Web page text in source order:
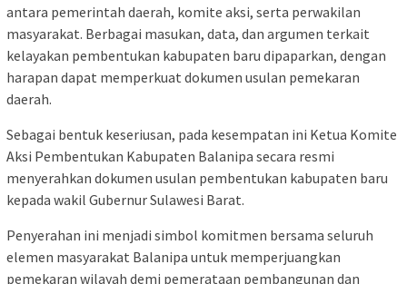
antara pemerintah daerah, komite aksi, serta perwakilan
masyarakat. Berbagai masukan, data, dan argumen terkait
kelayakan pembentukan kabupaten baru dipaparkan, dengan
harapan dapat memperkuat dokumen usulan pemekaran
daerah.
Sebagai bentuk keseriusan, pada kesempatan ini Ketua Komite
Aksi Pembentukan Kabupaten Balanipa secara resmi
menyerahkan dokumen usulan pembentukan kabupaten baru
kepada wakil Gubernur Sulawesi Barat.
Penyerahan ini menjadi simbol komitmen bersama seluruh
elemen masyarakat Balanipa untuk memperjuangkan
pemekaran wilayah demi pemerataan pembangunan dan